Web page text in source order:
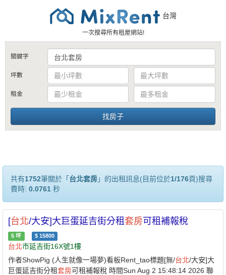
台灣
一次搜尋所有租屋網站!
關鍵字
坪數
租金
共有1752筆關於「 台北套房」的出租訊息(目前位於1/176頁)搜尋
費時: 0.0761 秒
[台北/大安]大巨蛋延吉街分租套房可租補報稅
5 坪 $ 15800
台北市延吉街16X號1樓
作者ShowPig (人生就像一場夢)看板Rent_tao標題[無/台北/大安]大
巨蛋延吉街分租套房可租補報稅 時間Sun Aug 2 15:48:14 2026 聯